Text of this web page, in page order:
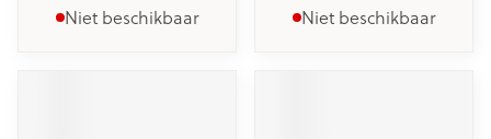
Niet beschikbaar Niet beschikbaar